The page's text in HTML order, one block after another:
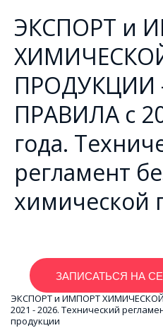
ЭКСПОРТ и
ПРОДУКЦИИ
ПРАВИЛА с
года.
регламент
химической
ЗАПИСАТЬСЯ НА
ЭКСПОРТ и ИМПОРТ
2021 - 2026. Технический
продукции